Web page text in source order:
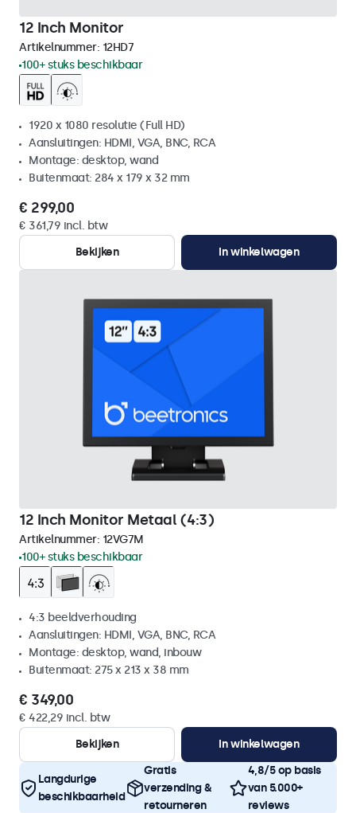
12 Inch Monitor
Artikelnummer: 12HD7
100+ stuks beschikbaar
1920 x 1080 resolutie (Full HD)
Aansluitingen: HDMI, VGA, BNC, RCA
Montage: desktop, wand
Buitenmaat: 284 x 179 x 32 mm
€ 299,00
€ 361,79 incl. btw
Bekijken
In winkelwagen
12 Inch Monitor Metaal (4:3)
Artikelnummer: 12VG7M
100+ stuks beschikbaar
4:3 beeldverhouding
Aansluitingen: HDMI, VGA, BNC, RCA
Montage: desktop, wand, inbouw
Buitenmaat: 275 x 213 x 38 mm
€ 349,00
€ 422,29 incl. btw
Bekijken
In winkelwagen
Langdurige
beschikbaarheid
Gratis
verzending &
retourneren
4,8/5 op basis
van 5.000+
reviews